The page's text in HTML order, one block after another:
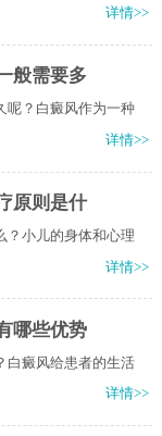
详情>>
般需要多
呢？白癜风作为一种
详情>>
原则是什
？小儿的身体和心理
详情>>
哪些优势
白癜风给患者的生活
详情>>